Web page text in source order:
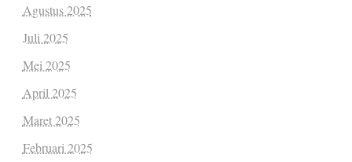
Agustus 2025
Juli 2025
Mei 2025
April 2025
Maret 2025
Februari 2025